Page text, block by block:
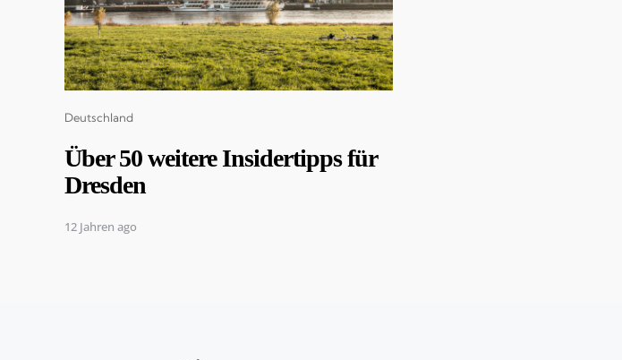
Categories
Deutschland
Über 50 weitere Insidertipps für
Dresden
12 Jahren ago